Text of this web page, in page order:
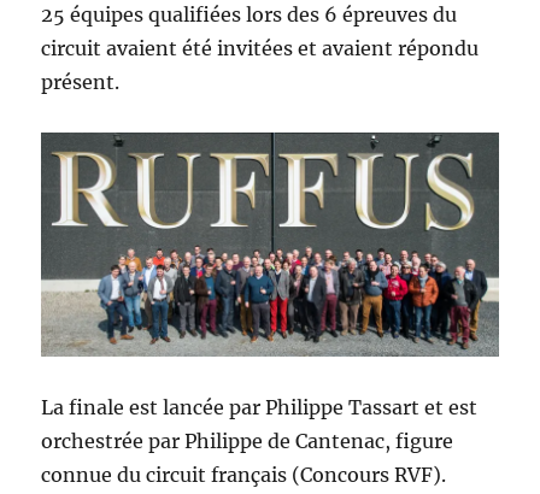
25 équipes qualifiées lors des 6 épreuves du
circuit avaient été invitées et avaient répondu
présent.
La finale est lancée par Philippe Tassart et est
orchestrée par Philippe de Cantenac, figure
connue du circuit français (Concours RVF).